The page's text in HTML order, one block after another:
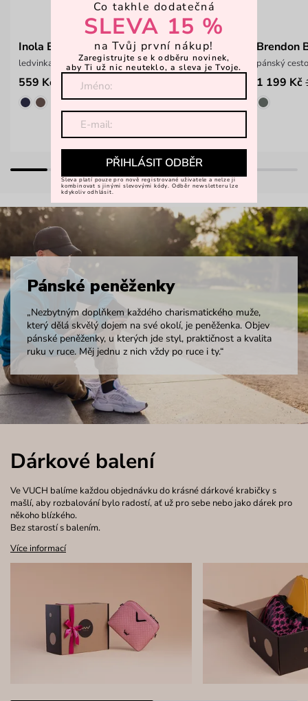
Inola Black
ledvinka s nastavitelným popruhem
559 Kč 799 Kč
Brendon
pánský
1 199 Kč
Pánské peněženky
„Nezbytným doplňkem každého charismatického muže,
který dělá skvělý dojem na své okolí, je peněženka. Objev
pánské peněženky, u kterých jde styl, praktičnost a kvalita
ruku v ruce. Měj jednu z nich vždy po ruce i ty.“
Dárkové balení
Ve VUCH balíme každou objednávku do krásné dárkové krabičky s
mašlí, aby rozbalování bylo radostí, ať už pro sebe nebo jako dárek pro
někoho blízkého.
Bez starostí s balením.
Více informací
Co takhle dodatečná
SLEVA 15 %
na Tvůj první nákup!
Zaregistrujte se k odběru novinek,
aby Ti už nic neuteklo, a sleva je Tvoje.
PŘIHLÁSIT ODBĚR
Sleva platí pouze pro nově registrované uživatele a nelze ji
kombinovat s jinými slevovými kódy. Odběr newsletteru lze
kdykoliv odhlásit.